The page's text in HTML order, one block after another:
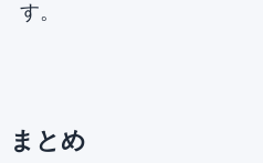
す。
まとめ